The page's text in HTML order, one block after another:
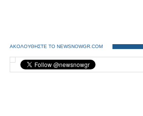
ΑΚΟΛΟΥΘΗΣΤΕ ΤΟ NEWSNOWGR.COM